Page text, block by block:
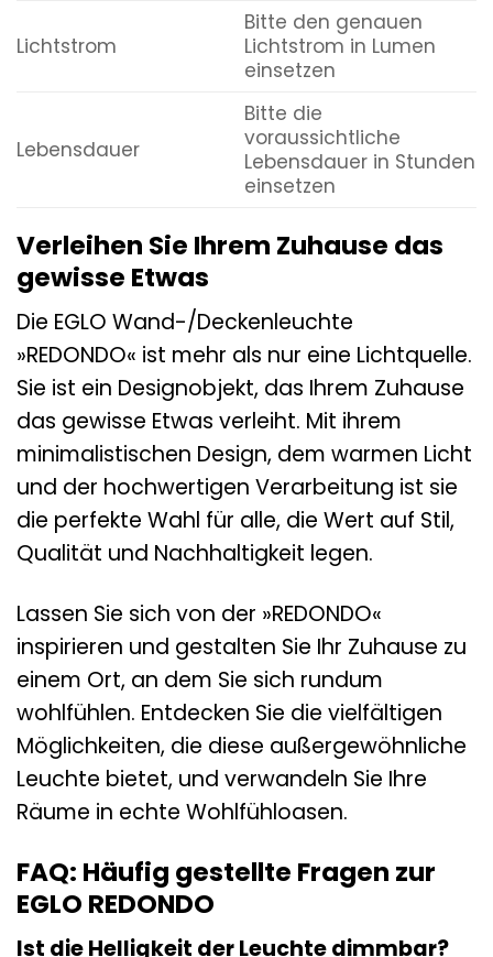
Lichtstrom
Bitte den genauen
Lichtstrom in Lumen
einsetzen
Lebensdauer
Bitte die
voraussichtliche
Lebensdauer in Stunden
einsetzen
Verleihen Sie Ihrem Zuhause das
gewisse Etwas
Die EGLO Wand-/Deckenleuchte
»REDONDO« ist mehr als nur eine Lichtquelle.
Sie ist ein Designobjekt, das Ihrem Zuhause
das gewisse Etwas verleiht. Mit ihrem
minimalistischen Design, dem warmen Licht
und der hochwertigen Verarbeitung ist sie
die perfekte Wahl für alle, die Wert auf Stil,
Qualität und Nachhaltigkeit legen.
Lassen Sie sich von der »REDONDO«
inspirieren und gestalten Sie Ihr Zuhause zu
einem Ort, an dem Sie sich rundum
wohlfühlen. Entdecken Sie die vielfältigen
Möglichkeiten, die diese außergewöhnliche
Leuchte bietet, und verwandeln Sie Ihre
Räume in echte Wohlfühloasen.
FAQ: Häufig gestellte Fragen zur
EGLO REDONDO
Ist die Helligkeit der Leuchte dimmbar?